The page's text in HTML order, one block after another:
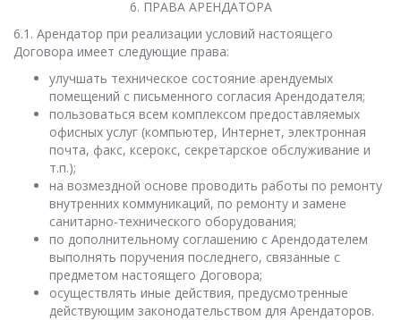
6. ПРАВА АРЕНДАТОРА
6.1. Арендатор при реализации условий настоящего
Договора имеет следующие права:
улучшать техническое состояние арендуемых
помещений с письменного согласия Арендодателя;
пользоваться всем комплексом предоставляемых
офисных услуг (компьютер, Интернет, электронная
почта, факс, ксерокс, секретарское обслуживание и
т.п.);
на возмездной основе проводить работы по ремонту
внутренних коммуникаций, по ремонту и замене
санитарно-технического оборудования;
по дополнительному соглашению с Арендодателем
выполнять поручения последнего, связанные с
предметом настоящего Договора;
осуществлять иные действия, предусмотренные
действующим законодательством для Арендаторов.